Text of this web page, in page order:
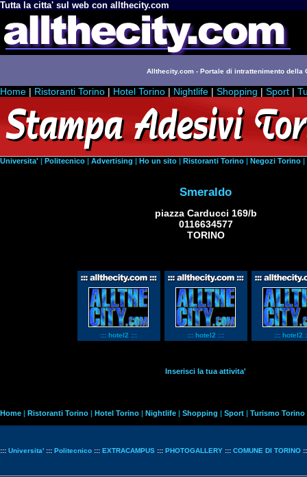
Tutta la citta' sul web con allthecity.com
Allthecity.com - Portale di intrattenimento della
Home | Ristoranti Torino | Hotel Torino | Nightlife | Shopping | Sport |
Universita' | Politecnico | Advertising | Ho un sito | Ristoranti Torino | Negozi Torino |
Smeraldo
piazza Carducci 169/b
0116634577
TORINO
::: hotel2 ::: ::: hotel2 ::: ::: hotel2
Inserisci la tua attivita'
Home | Ristoranti Torino | Hotel Torino | Nightlife | Shopping | Sport | Turismo Torino
::: Universita' ::: Politecnico ::: EXTRACAMPUS ::: PHOTOGALLERY ::: COMUNE DI TORINO